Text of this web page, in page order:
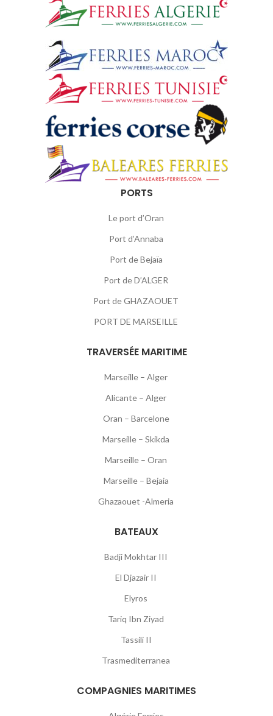
PORTS
Le port d’Oran
Port d’Annaba
Port de Bejaïa
Port de D’ALGER
Port de GHAZAOUET
PORT DE MARSEILLE
TRAVERSÉE MARITIME
Marseille – Alger
Alicante – Alger
Oran – Barcelone
Marseille – Skikda
Marseille – Oran
Marseille – Bejaia
Ghazaouet -Almeria
BATEAUX
Badji Mokhtar III
El Djazair II
Elyros
Tariq Ibn Ziyad
Tassili II
Trasmediterranea
COMPAGNIES MARITIMES